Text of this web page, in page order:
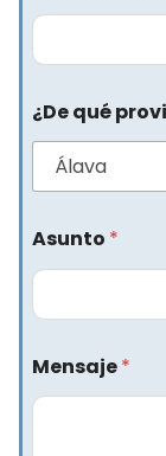
¿De qué
Asunto *
Mensaje*